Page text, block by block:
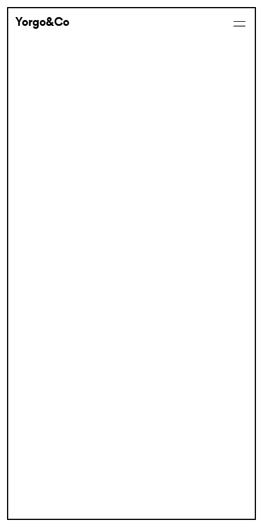
Yorgo&Co